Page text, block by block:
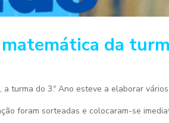
da
turma do 3.º Ano esteve a elaborar
foram sorteadas e colocaram-se